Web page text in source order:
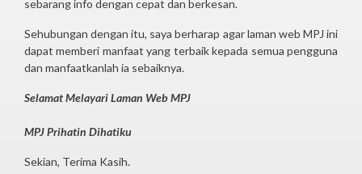
sebarang info dengan cepat dan berkesan.
Sehubungan dengan itu, saya berharap agar laman web MPJ ini
dapat memberi manfaat yang terbaik kepada semua pengguna
dan manfaatkanlah ia sebaiknya.
Selamat Melayari Laman Web MPJ
MPJ Prihatin Dihatiku
Sekian, Terima Kasih.